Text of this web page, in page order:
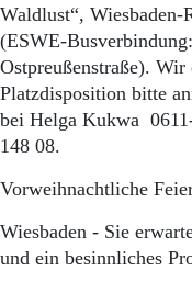
Waldlust“, Wiesbaden-
(ESWE-
Ostpreußenstraße). Wir
Platzdisposition bitte
bei Helga Kukwa
148 08.
Vorweihnachtliche
Wiesbaden - Sie
und ein besinnliches